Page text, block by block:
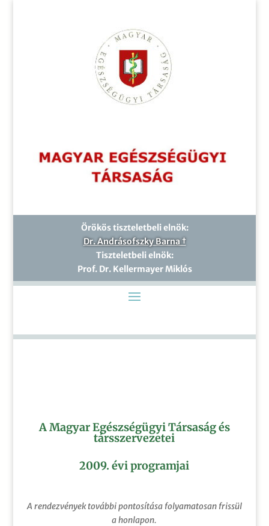
Örökös tiszteletbeli elnök:
Dr. Andrásofszky Barna †
Tiszteletbeli elnök:
Prof. Dr. Kellermayer Miklós
A Magyar Egészségügyi Társaság és
társszervezetei
2009. évi programjai
A rendezvények további pontosítása folyamatosan frissül
a honlapon.